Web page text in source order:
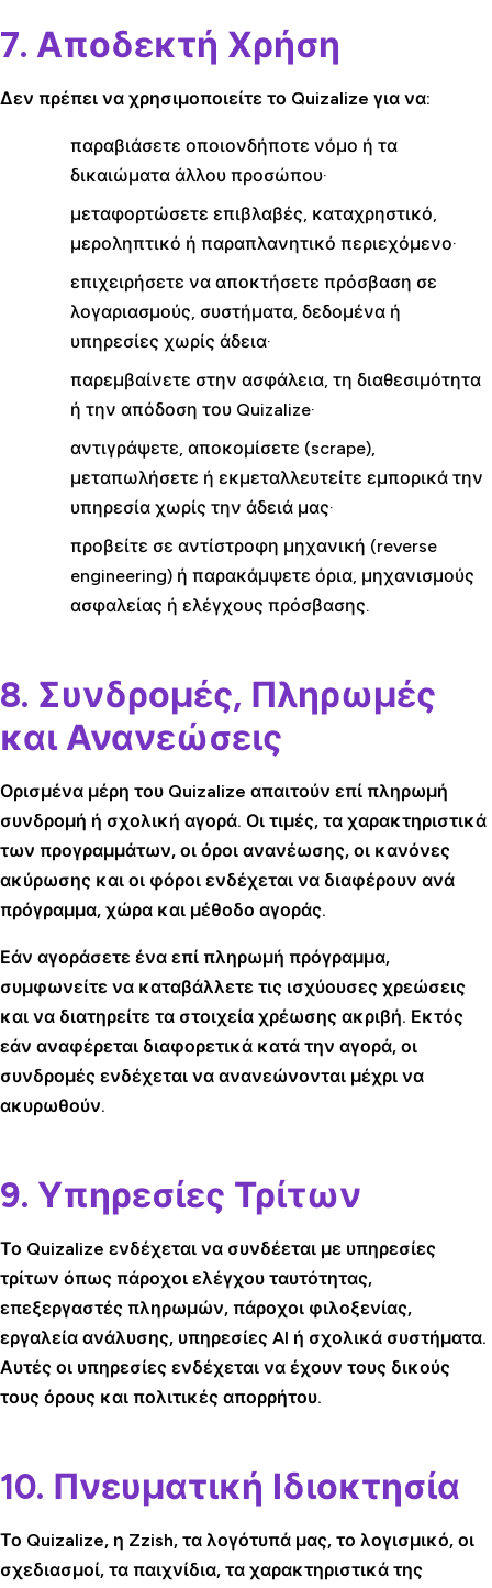
7. Αποδεκτή Χρήση
Δεν πρέπει να χρησιμοποιείτε το Quizalize για να:
παραβιάσετε οποιονδήποτε νόμο ή τα
δικαιώματα άλλου προσώπου·
μεταφορτώσετε επιβλαβές, καταχρηστικό,
μεροληπτικό ή παραπλανητικό περιεχόμενο·
επιχειρήσετε να αποκτήσετε πρόσβαση σε
λογαριασμούς, συστήματα, δεδομένα ή
υπηρεσίες χωρίς άδεια·
παρεμβαίνετε στην ασφάλεια, τη διαθεσιμότητα
ή την απόδοση του Quizalize·
αντιγράψετε, αποκομίσετε (scrape),
μεταπωλήσετε ή εκμεταλλευτείτε εμπορικά την
υπηρεσία χωρίς την άδειά μας·
προβείτε σε αντίστροφη μηχανική (reverse
engineering) ή παρακάμψετε όρια, μηχανισμούς
ασφαλείας ή ελέγχους πρόσβασης.
8. Συνδρομές, Πληρωμές
και Ανανεώσεις
Ορισμένα μέρη του Quizalize απαιτούν επί πληρωμή
συνδρομή ή σχολική αγορά. Οι τιμές, τα χαρακτηριστικά
των προγραμμάτων, οι όροι ανανέωσης, οι κανόνες
ακύρωσης και οι φόροι ενδέχεται να διαφέρουν ανά
πρόγραμμα, χώρα και μέθοδο αγοράς.
Εάν αγοράσετε ένα επί πληρωμή πρόγραμμα,
συμφωνείτε να καταβάλλετε τις ισχύουσες χρεώσεις
και να διατηρείτε τα στοιχεία χρέωσης ακριβή. Εκτός
εάν αναφέρεται διαφορετικά κατά την αγορά, οι
συνδρομές ενδέχεται να ανανεώνονται μέχρι να
ακυρωθούν.
9. Υπηρεσίες Τρίτων
Το Quizalize ενδέχεται να συνδέεται με υπηρεσίες
τρίτων όπως πάροχοι ελέγχου ταυτότητας,
επεξεργαστές πληρωμών, πάροχοι φιλοξενίας,
εργαλεία ανάλυσης, υπηρεσίες AI ή σχολικά συστήματα.
Αυτές οι υπηρεσίες ενδέχεται να έχουν τους δικούς
τους όρους και πολιτικές απορρήτου.
10. Πνευματική Ιδιοκτησία
Το Quizalize, η Zzish, τα λογότυπά μας, το λογισμικό, οι
σχεδιασμοί, τα παιχνίδια, τα χαρακτηριστικά της